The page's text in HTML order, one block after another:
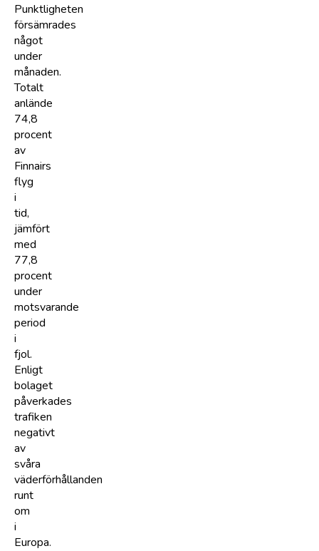
Punktligheten
försämrades
något
under
månaden.
Totalt
anlände
74,8
procent
av
Finnairs
flyg
i
tid,
jämfört
med
77,8
procent
under
motsvarande
period
i
fjol.
Enligt
bolaget
påverkades
trafiken
negativt
av
svåra
väderförhållanden
runt
om
i
Europa.